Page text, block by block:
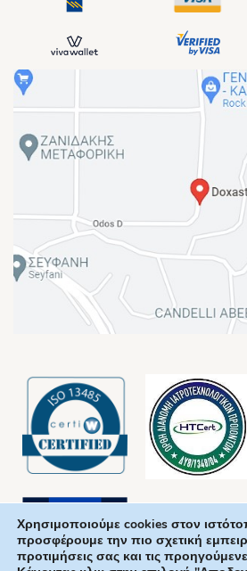
Χρησιμοποιούμε cookies στον
προσφέρουμε την πιο σχετική
προτιμήσεις σας και τις